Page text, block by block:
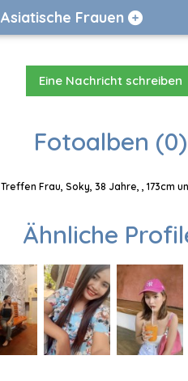
Asiatische Frauen
Eine Nachricht schreiben
Fotoalben (0)
Treffen Frau, Soky, 38 Jahre, , 173cm
Ähnliche